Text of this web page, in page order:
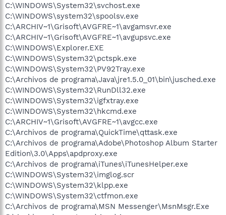
C:\WINDOWS\System32\svchost.exe
C:\WINDOWS\system32\spoolsv.exe
C:\ARCHIV~1\Grisoft\AVGFRE~1\avgamsvr.exe
C:\ARCHIV~1\Grisoft\AVGFRE~1\avgupsvc.exe
C:\WINDOWS\Explorer.EXE
C:\WINDOWS\System32\pctspk.exe
C:\WINDOWS\System32\PV92Tray.exe
C:\Archivos de programa\Java\jre1.5.0_01\bin\jusched.exe
C:\WINDOWS\System32\RunDll32.exe
C:\WINDOWS\System32\igfxtray.exe
C:\WINDOWS\System32\hkcmd.exe
C:\ARCHIV~1\Grisoft\AVGFRE~1\avgcc.exe
C:\Archivos de programa\QuickTime\qttask.exe
C:\Archivos de programa\Adobe\Photoshop Album Starter
Edition\3.0\Apps\apdproxy.exe
C:\Archivos de programa\iTunes\iTunesHelper.exe
C:\WINDOWS\System32\imglog.scr
C:\WINDOWS\System32\klpp.exe
C:\WINDOWS\System32\ctfmon.exe
C:\Archivos de programa\MSN Messenger\MsnMsgr.Exe